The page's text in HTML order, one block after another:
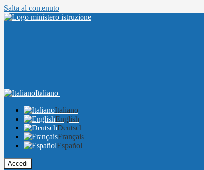
Salta al contenuto
Italiano
Italiano
English
Deutsch
Français
Español
Accedi